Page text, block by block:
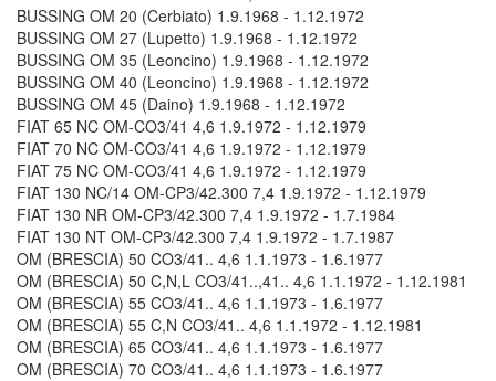
BUSSING OM 20 (Cerbiato) 1.9.1968 - 1.12.1972
BUSSING OM 27 (Lupetto) 1.9.1968 - 1.12.1972
BUSSING OM 35 (Leoncino) 1.9.1968 - 1.12.1972
BUSSING OM 40 (Leoncino) 1.9.1968 - 1.12.1972
BUSSING OM 45 (Daino) 1.9.1968 - 1.12.1972
FIAT 65 NC OM-CO3/41 4,6 1.9.1972 - 1.12.1979
FIAT 70 NC OM-CO3/41 4,6 1.9.1972 - 1.12.1979
FIAT 75 NC OM-CO3/41 4,6 1.9.1972 - 1.12.1979
FIAT 130 NC/14 OM-CP3/42.300 7,4 1.9.1972 - 1.12.1979
FIAT 130 NR OM-CP3/42.300 7,4 1.9.1972 - 1.7.1984
FIAT 130 NT OM-CP3/42.300 7,4 1.9.1972 - 1.7.1987
OM (BRESCIA) 50 CO3/41.. 4,6 1.1.1973 - 1.6.1977
OM (BRESCIA) 50 C,N,L CO3/41..,41.. 4,6 1.1.1972 - 1.12.1981
OM (BRESCIA) 55 CO3/41.. 4,6 1.1.1973 - 1.6.1977
OM (BRESCIA) 55 C,N CO3/41.. 4,6 1.1.1972 - 1.12.1981
OM (BRESCIA) 65 CO3/41.. 4,6 1.1.1973 - 1.6.1977
OM (BRESCIA) 70 CO3/41.. 4,6 1.1.1973 - 1.6.1977